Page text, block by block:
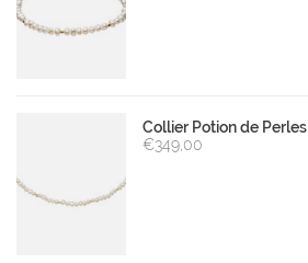
Collier Potion de Perles
€349,00